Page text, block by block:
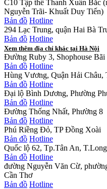
C10 Tập thể Thanh Xuân Bắc
Nguyễn Trãi- Khuất Duy Tiến)
Bản đồ Hotline
294 Lạc Trung, quận Hai Bà
Bản đồ Hotline
Xem thêm địa chỉ khác tại Hà Nội
Đường Ruby 3, Shophouse
Bản đồ Hotline
Hùng Vương, Quận Hải Châu,
Bản đồ Hotline
Đại lộ Bình Dương, Phường
Bản đồ Hotline
Đường Thống Nhất, Phường 8
Bản đồ Hotline
Phú Riềng Đỏ, TP Đồng Xoài
Bản đồ Hotline
Quốc lộ 62, Tp.Tân An,
Bản đồ Hotline
đường Nguyễn Văn Cừ,
Cần Thơ
Bản đồ Hotline